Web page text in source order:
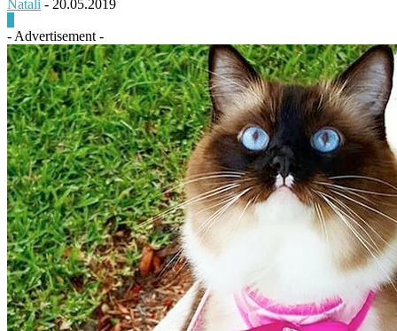
Natali - 20.05.2019
- Advertisement -